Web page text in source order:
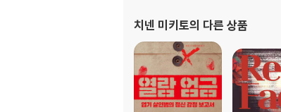
치넨 미키토의 다른 상품